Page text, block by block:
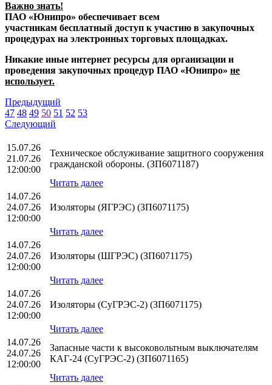
Важно знать!
ПАО «Юнипро» обеспечивает всем
участникам бесплатный доступ к участию в закупочных
процедурах на электронных торговых площадках.
Никакие иные интернет ресурсы для организации и
проведения закупочных процедур ПАО «Юнипро» не
использует.
Предыдущий
47 48 49 50 51 52 53
Следующий
15.07.26
21.07.26
12:00:00
Техническое обслуживание защитного сооружения
гражданской обороны. (ЗП6071187)
Читать далее
14.07.26
24.07.26
12:00:00
Изоляторы (ЯГРЭС) (ЗП6071175)
Читать далее
14.07.26
24.07.26
12:00:00
Изоляторы (ШГРЭС) (ЗП6071175)
Читать далее
14.07.26
24.07.26
12:00:00
Изоляторы (СуГРЭС-2) (ЗП6071175)
Читать далее
14.07.26
24.07.26
12:00:00
Запасные части к высоковольтным выключателям
КАГ-24 (СуГРЭС-2) (ЗП6071165)
Читать далее